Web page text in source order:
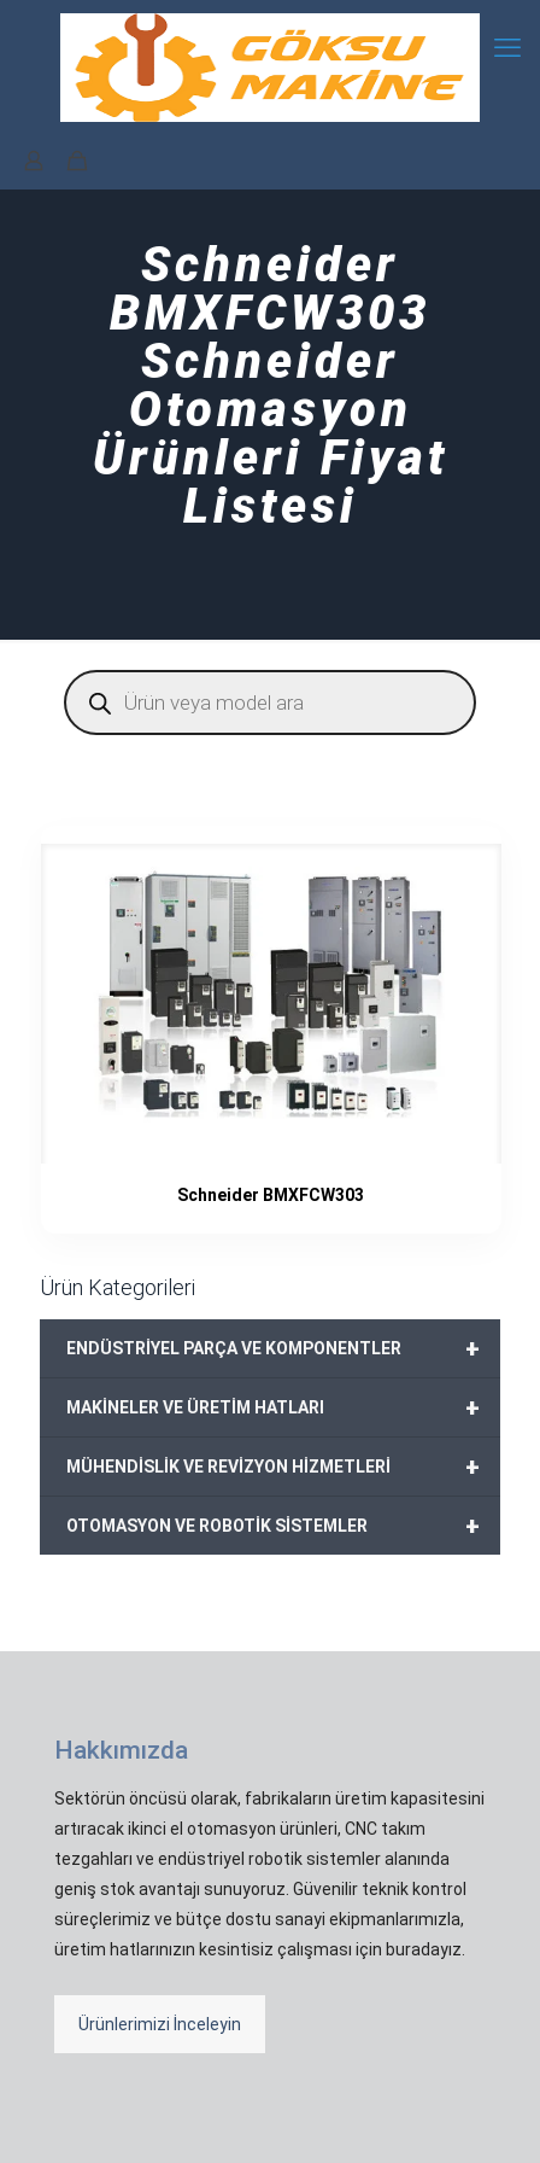
Schneider
BMXFCW303
Schneider
Otomasyon
Ürünleri Fiyat
Listesi
Products
search
Schneider BMXFCW303
Ürün Kategorileri
+
ENDÜSTRİYEL PARÇA VE KOMPONENTLER
+
MAKİNELER VE ÜRETİM HATLARI
+
MÜHENDİSLİK VE REVİZYON HİZMETLERİ
+
OTOMASYON VE ROBOTİK SİSTEMLER
Hakkımızda
Sektörün öncüsü olarak, fabrikaların üretim kapasitesini
artıracak ikinci el otomasyon ürünleri, CNC takım
tezgahları ve endüstriyel robotik sistemler alanında
geniş stok avantajı sunuyoruz. Güvenilir teknik kontrol
süreçlerimiz ve bütçe dostu sanayi ekipmanlarımızla,
üretim hatlarınızın kesintisiz çalışması için buradayız.
Ürünlerimizi İnceleyin